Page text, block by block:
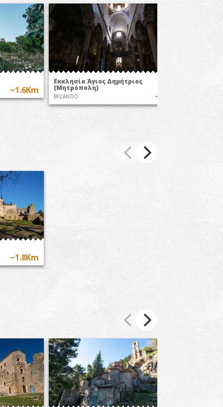
~1.6Km
Εκκλησία Άγιος Δημήτριος
(Μητρόπολη)
ΒΥΖΑΝΤΙΟ ~1.8Km
~1.8Km